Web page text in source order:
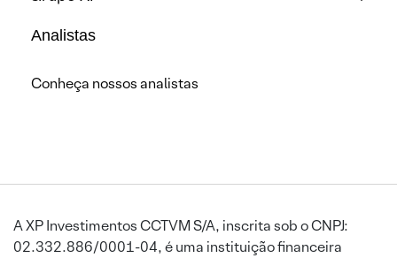
Analistas
Conheça nossos analistas
A XP Investimentos CCTVM S/A, inscrita sob o CNPJ:
02.332.886/0001-04, é uma instituição financeira